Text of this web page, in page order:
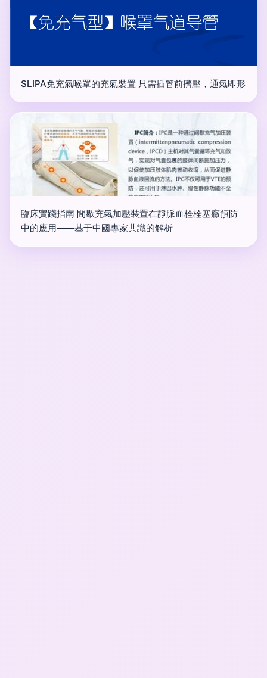
SLIPA免充氣喉罩的充氣裝置 只需插管前擠壓，通氣即形
臨床實踐指南 間歇充氣加壓裝置在靜脈血栓栓塞癥預防
中的應用——基于中國專家共識的解析